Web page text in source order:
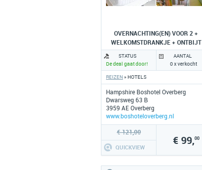
OVERNACHTING(EN) VOOR 2 +
WELKOMSTDRANKJE + ONTBIJT
Hampshire Boshotel Overberg
Dwarsweg 63 B
3959 AE Overberg
www.boshoteloverberg.nl
REIZEN» HOTELS
STATUS
De deal gaat door!
AANTAL
0 x verkocht
€ 121,00
QUICKVIEW
€ 99,00